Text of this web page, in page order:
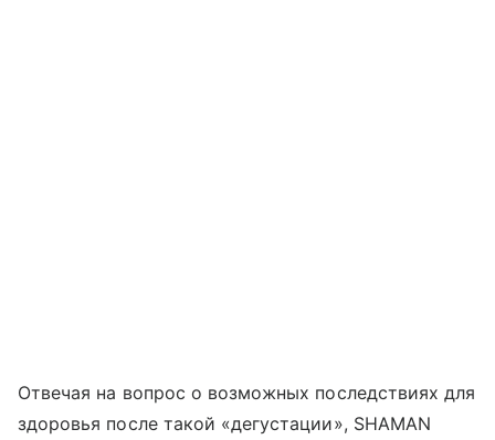
Отвечая на вопрос о возможных последствиях для
здоровья после такой «дегустации», SHAMAN